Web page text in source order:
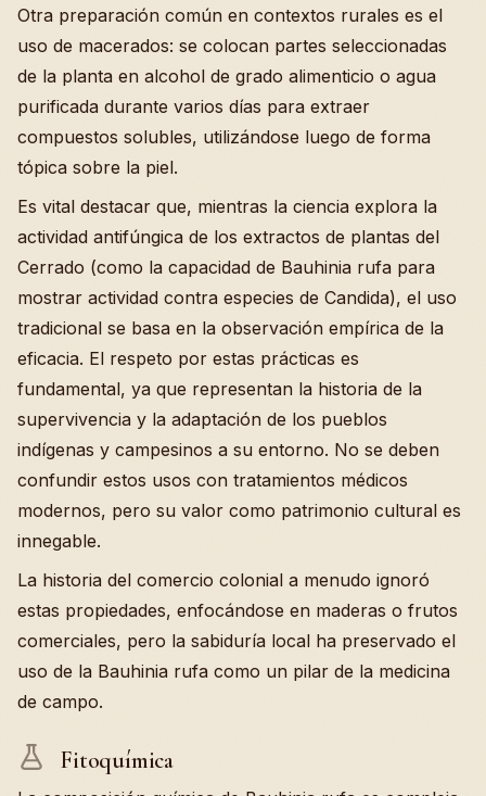
Otra preparación común en contextos rurales es el
uso de macerados: se colocan partes seleccionadas
de la planta en alcohol de grado alimenticio o agua
purificada durante varios días para extraer
compuestos solubles, utilizándose luego de forma
tópica sobre la piel.
Es vital destacar que, mientras la ciencia explora la
actividad antifúngica de los extractos de plantas del
Cerrado (como la capacidad de Bauhinia rufa para
mostrar actividad contra especies de Candida), el uso
tradicional se basa en la observación empírica de la
eficacia. El respeto por estas prácticas es
fundamental, ya que representan la historia de la
supervivencia y la adaptación de los pueblos
indígenas y campesinos a su entorno. No se deben
confundir estos usos con tratamientos médicos
modernos, pero su valor como patrimonio cultural es
innegable.
La historia del comercio colonial a menudo ignoró
estas propiedades, enfocándose en maderas o frutos
comerciales, pero la sabiduría local ha preservado el
uso de la Bauhinia rufa como un pilar de la medicina
de campo.
Fitoquímica